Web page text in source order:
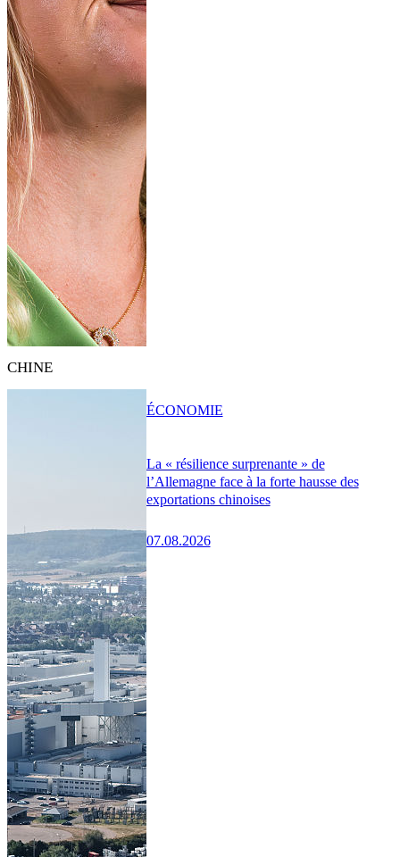
CHINE
La « résilience surprenante » de
l’Allemagne face à la forte hausse des
exportations chinoises
07.08.2026
ÉCONOMIE